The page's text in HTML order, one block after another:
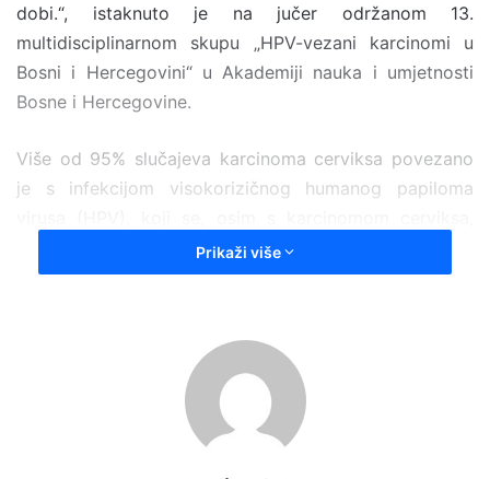
dobi.“, istaknuto je na jučer održanom 13.
multidisciplinarnom skupu „HPV-vezani karcinomi u
Bosni i Hercegovini“ u Akademiji nauka i umjetnosti
Bosne i Hercegovine.
Više od 95% slučajeva karcinoma cerviksa povezano
je s infekcijom visokorizičnog humanog papiloma
dovodi u vezu i s nizom drugih maligniteta
reproduktivnog trakta (vulve i vagine), kao i s
organiziranog programa prevencije (Papa test, HPV
testiranje), niska stopa cijepljenja i ograničena
dostupnost HPV cjepiva predstavljaju ključne faktore
visoke stope morbiditeta i mortaliteta HPV-vezanih
Prikaži više